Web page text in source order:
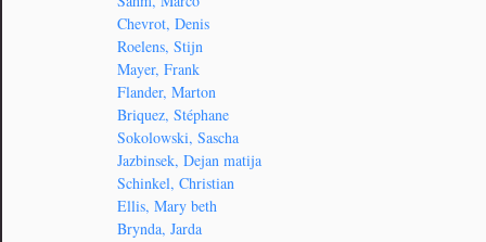
Chevrot, Denis
Roelens, Stijn
Mayer, Frank
Flander, Marton
Briquez, Stéphane
Sokolowski, Sascha
Jazbinsek, Dejan matija
Schinkel, Christian
Ellis, Mary beth
Brynda, Jarda